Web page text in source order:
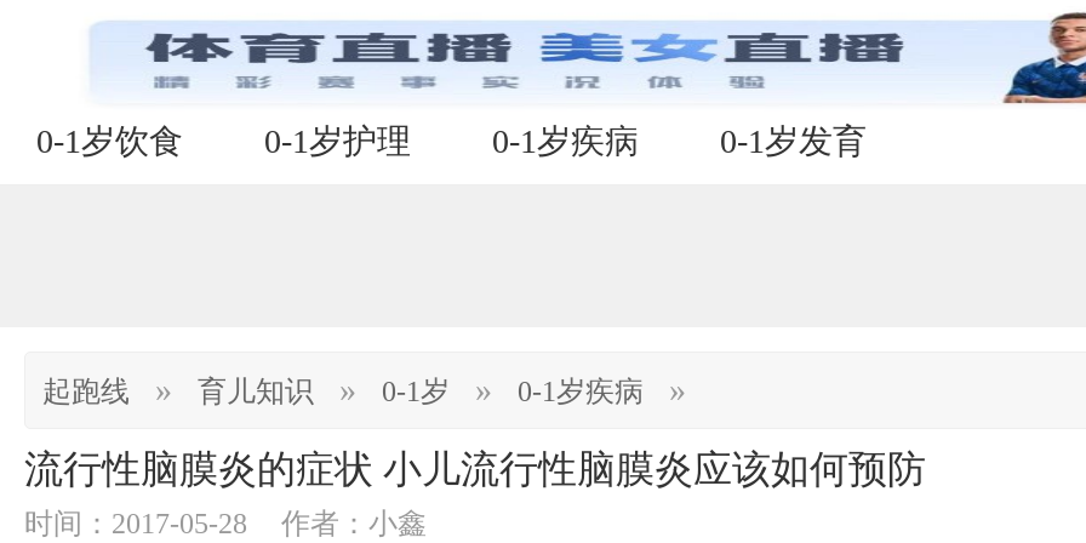
0-1岁饮食 0-1岁护理 0-1岁疾病 0-1岁发育
起跑线 » 育儿知识 » 0-1岁 » 0-1岁疾病 »
流行性脑膜炎的症状 小儿流行性脑膜炎应该如何预防
时间：2017-05-28 作者：小鑫